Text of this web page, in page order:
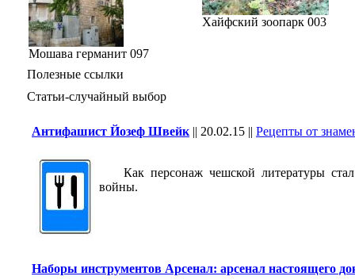
Мошава германит 097
Хайфский зоопарк 003
Полезные ссылки
Статьи-случайный выбор
Антифашист Йозеф Швейк || 20.02.15 || Рецепты от
Как персонаж чешской литературы стал
войны.
Наборы инструментов Арсенал: арсенал настоящего